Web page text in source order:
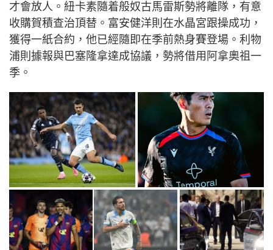
才會放人。紐卡素隨着般奴古馬雷斯勢將離隊，有意
收購賀積查治頂替。富安健洋則在水晶宮跟操成功，
獲得一紙合約，他已經隨即在季前熱身賽登場。利物
浦則據報與巴塞隆拿達成協議，勢將借用阿拿奧祖一
季。